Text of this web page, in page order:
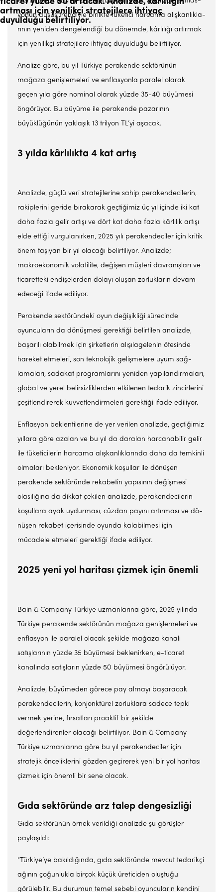
artması için yenilikçi stratejilere ihtiyaç
duyulduğu belirtiliyor.
yonun düşüş trendiyle birlikte tüketici harcama alışkanlıkla­
rının yeniden dengelendiği bu dönemde, kârlılığı artırmak
için yenilikçi stratejilere ihtiyaç du­yulduğu belirtiliyor.
Analize göre, bu yıl Türkiye pe­rakende sektörünün
mağaza ge­nişlemeleri ve enflasyonla para­lel olarak
geçen yıla göre nomi­nal olarak yüzde 35-40 büyümesi
öngörüyor. Bu büyüme ile pera­kende pazarının
büyüklüğünün yaklaşık 13 trilyon TL’yi aşacak.
3 yılda kârlılıkta 4 kat artış
Analizde, güçlü veri stratejile­rine sahip perakendecilerin,
ra­kiplerini geride bırakarak geç­tiğimiz üç yıl içinde iki kat
daha fazla gelir artışı ve dört kat da­ha fazla kârlılık artışı
elde ettiği vurgulanırken, 2025 yılı pera­kendeciler için kritik
önem ta­şıyan bir yıl olacağı belirtiliyor. Analizde;
makroekonomik vola­tilite, değişen müşteri davranış­ları ve
ticaretteki endişelerden dolayı oluşan zorlukların devam
edeceği ifade ediliyor.
Peraken­de sektöründeki oyun değişik­liği sürecinde
oyuncuların da dönüşmesi gerektiği belirtilen analizde,
başarılı olabilmek için şirketlerin alışılagelenin öte­sinde
hareket etmeleri, son tek­nolojik gelişmelere uyum sağ­
lamaları, sadakat programlarını yeniden yapılandırmaları,
glo­bal ve yerel belirsizliklerden et­kilenen tedarik zincirlerini
çe­şitlendirerek kuvvetlendirme­leri gerektiği ifade ediliyor.
Enflasyon beklentilerine de yer verilen analizde, geçtiğimiz
yıllara göre azalan ve bu yıl da daralan harcanabilir gelir
ile tü­keticilerin harcama alışkanlık­larında daha da temkinli
olma­ları bekleniyor. Ekonomik ko­şullar ile dönüşen
perakende sektöründe rekabetin yapısının değişmesi
olasılığına da dikkat çekilen analizde, perakendeci­lerin
koşullara ayak uydurması, cüzdan payını artırması ve dö­
nüşen rekabet içerisinde oyun­da kalabilmesi için
mücadele et­meleri gerektiği ifade ediliyor.
2025 yeni yol haritası çizmek için önemli
Bain & Company Türkiye uz­manlarına göre, 2025 yılında
Türkiye perakende sektörünün mağaza genişlemeleri ve
enflas­yon ile paralel olacak şekilde ma­ğaza kanalı
satışlarının yüzde 35 büyümesi beklenirken, e-tica­ret
kanalında satışların yüzde 50 büyümesi öngörülüyor.
Analizde, büyümeden görece pay almayı başaracak
peraken­decilerin, konjonktürel zorluk­lara sadece tepki
vermek yeri­ne, fırsatları proaktif bir şekilde
değerlendirenler olacağı belir­tiliyor. Bain & Company
Türki­ye uzmanlarına göre bu yıl pe­rakendeciler için
stratejik ön­celiklerini gözden geçirerek yeni bir yol haritası
çizmek için önemli bir sene olacak.
Gıda sektöründe arz talep dengesizliği
Gıda sektörünün örnek verildi­ği analizde şu görüşler
paylaşıldı:
“Türkiye’ye bakıldığında, gı­da sektöründe mevcut tedarikçi
ağının çoğunlukla birçok küçük üreticiden oluştuğu
görülebilir. Bu durumun temel sebebi oyun­cuların kendini